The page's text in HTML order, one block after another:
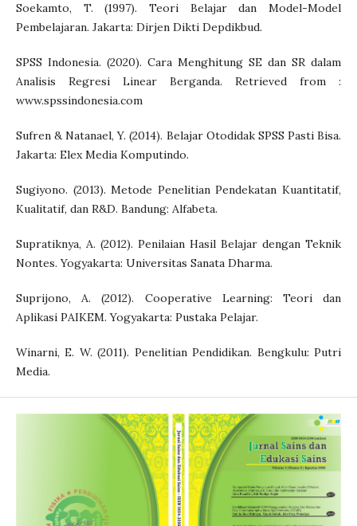
Soekamto, T. (1997). Teori Belajar dan Model-Model
Pembelajaran. Jakarta: Dirjen Dikti Depdikbud.
SPSS Indonesia. (2020). Cara Menghitung SE dan SR dalam
Analisis Regresi Linear Berganda. Retrieved from :
www.spssindonesia.com
Sufren & Natanael, Y. (2014). Belajar Otodidak SPSS Pasti Bisa.
Jakarta: Elex Media Komputindo.
Sugiyono. (2013). Metode Penelitian Pendekatan Kuantitatif,
Kualitatif, dan R&D. Bandung: Alfabeta.
Supratiknya, A. (2012). Penilaian Hasil Belajar dengan Teknik
Nontes. Yogyakarta: Universitas Sanata Dharma.
Suprijono, A. (2012). Cooperative Learning: Teori dan
Aplikasi PAIKEM. Yogyakarta: Pustaka Pelajar.
Winarni, E. W. (2011). Penelitian Pendidikan. Bengkulu: Putri
Media.